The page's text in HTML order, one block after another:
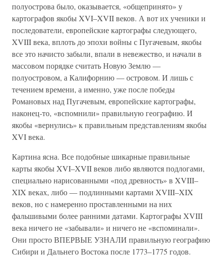
полуострова было, оказывается, «общепринято» у
картографов якобы XVI–XVII веков. А вот их ученики и
последователи, европейские картографы следующего,
XVIII века, вплоть до эпохи войны с Пугачевым, якобы
все это начисто забыли, впали в невежество, и начали в
массовом порядке считать Новую Землю —
полуостровом, а Калифорнию — островом. И лишь с
течением времени, а именно, уже после победы
Романовых над Пугачевым, европейские картографы,
наконец-то, «вспомнили» правильную географию. И
якобы «вернулись» к правильным представлениям якобы
XVI века.
Картина ясна. Все подобные шикарные правильные
карты якобы XVI–XVII веков либо являются подлогами,
специально нарисованными «под древность» в XVIII–
XIX веках, либо — подлинными картами XVIII–XIX
веков, но с намеренно проставленными на них
фальшивыми более ранними датами. Картографы XVIII
века ничего не «забывали» и ничего не «вспоминали».
Они просто ВПЕРВЫЕ УЗНАЛИ правильную географию
Сибири и Дальнего Востока после 1773–1775 годов.